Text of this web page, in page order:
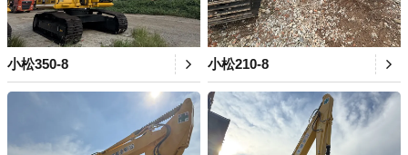
小松350-8 小松210-8